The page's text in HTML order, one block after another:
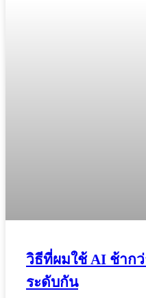
วิธีที่ผมใช้ AI ช้าก
ระดับกัน